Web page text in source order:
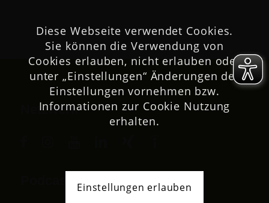
Netzwerk
Diese Webseite verwendet Cookies.
Sie können die Verwendung von
Cookies erlauben, nicht erlauben oder
unter „Einstellungen“ Änderungen der
Einstellungen vornehmen bzw.
Informationen zur Cookie Nutzung
erhalten.
Einstellungen erlauben